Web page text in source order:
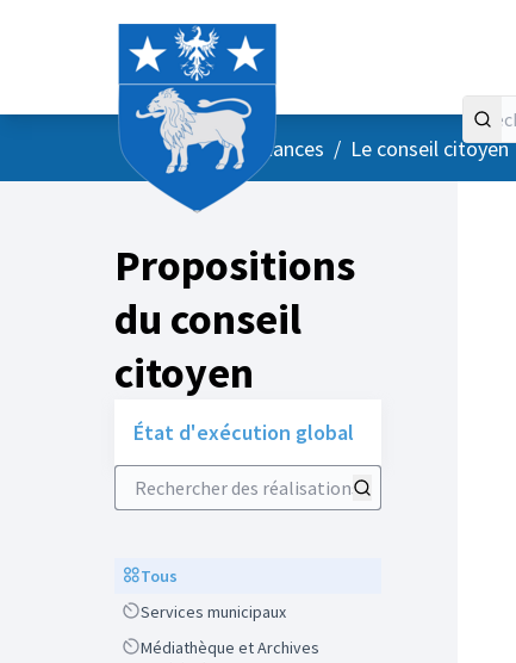
AccueilMenu principal
/ Vos instances / Le conseil citoyen
Propositions
du conseil
citoyen
État d'exécution global
Rechercher des réalisations
ScopeTous
ScopeServices municipaux
Scope
Médiathèque et Archives